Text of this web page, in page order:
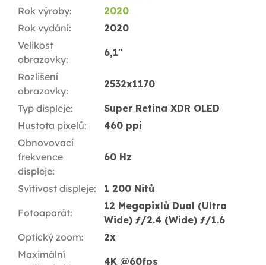
Rok výroby:
2020
Rok vydání:
2020
Velikost
obrazovky:
6,1"
Rozlišení
obrazovky:
2532x1170
Typ displeje:
Super Retina XDR OLED
Hustota pixelů:
460 ppi
Obnovovací
frekvence
displeje:
60 Hz
Svítivost displeje: 1 200 Nitů
Fotoaparát:
12 Megapixlů Dual (Ultra
Wide) ƒ/2.4 (Wide) ƒ/1.6
Optický zoom:
2x
Maximální
4K @60fps